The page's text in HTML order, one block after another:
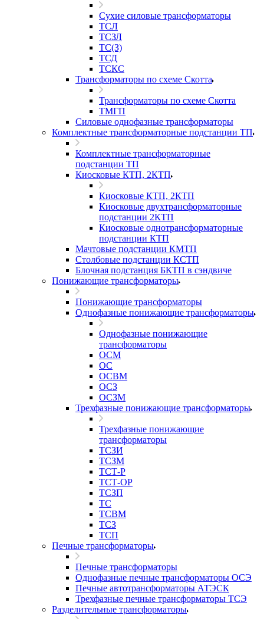
Сухие силовые трансформаторы
ТСЛ
ТСЗЛ
ТС(З)
ТСД
ТСКС
Трансформаторы по схеме Скотта
Трансформаторы по схеме Скотта
ТМГП
Силовые однофазные трансформаторы
Комплектные трансформаторные подстанции ТП
Комплектные трансформаторные
подстанции ТП
Киосковые КТП, 2КТП
Киосковые КТП, 2КТП
Киосковые двухтрансформаторные
подстанции 2КТП
Киосковые однотрансформаторные
подстанции КТП
Мачтовые подстанции КМТП
Столбовые подстанции КСТП
Блочная подстанция БКТП в сэндвиче
Понижающие трансформаторы
Понижающие трансформаторы
Однофазные понижающие трансформаторы
Однофазные понижающие
трансформаторы
ОСМ
ОС
ОСВМ
ОСЗ
ОСЗМ
Трехфазные понижающие трансформаторы
Трехфазные понижающие
трансформаторы
ТСЗИ
ТСЗМ
ТСТ-Р
ТСТ-ОР
ТСЗП
ТС
ТСВМ
ТСЗ
ТСП
Печные трансформаторы
Печные трансформаторы
Однофазные печные трансформаторы ОСЭ
Печные автотрансформаторы АТЭСК
Трехфазные печные трансформаторы ТСЭ
Разделительные трансформаторы